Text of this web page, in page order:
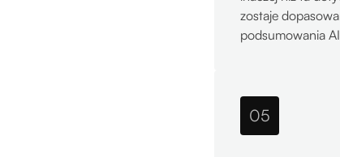
zostaje
podsumowania
05